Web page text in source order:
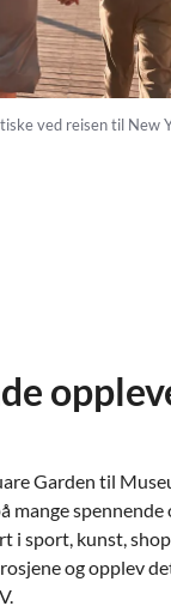
ved reisen til New
Garden til
mange spennende
i sport, kunst,
og opplev